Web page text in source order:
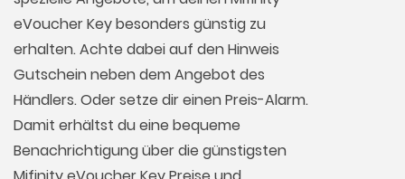
eVoucher Key besonders günstig zu
erhalten. Achte dabei auf den Hinweis
Gutschein neben dem Angebot des
Händlers. Oder setze dir einen Preis-Alarm.
Damit erhältst du eine bequeme
Benachrichtigung über die günstigsten